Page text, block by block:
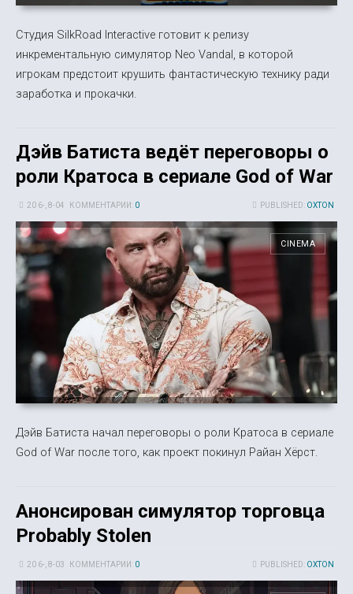
Студия SilkRoad Interactive готовит к релизу
инкрементальную симулятор Neo Vandal, в которой
игрокам предстоит крушить фантастическую технику ради
заработка и прокачки.
Дэйв Батиста ведёт переговоры о
роли Кратоса в сериале God of War
PUBLISHED: OXTON
20 6-, 8-04 КОММЕНТАРИИ: 0
CINEMA
Дэйв Батиста начал переговоры о роли Кратоса в сериале
God of War после того, как проект покинул Райан Хёрст.
Анонсирован симулятор торговца
Probably Stolen
PUBLISHED: OXTON
20 6-, 8-03 КОММЕНТАРИИ: 0